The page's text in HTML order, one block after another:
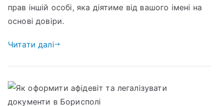
прав іншій особі, яка діятиме від вашого імені на
основі довіри.
Читати далі